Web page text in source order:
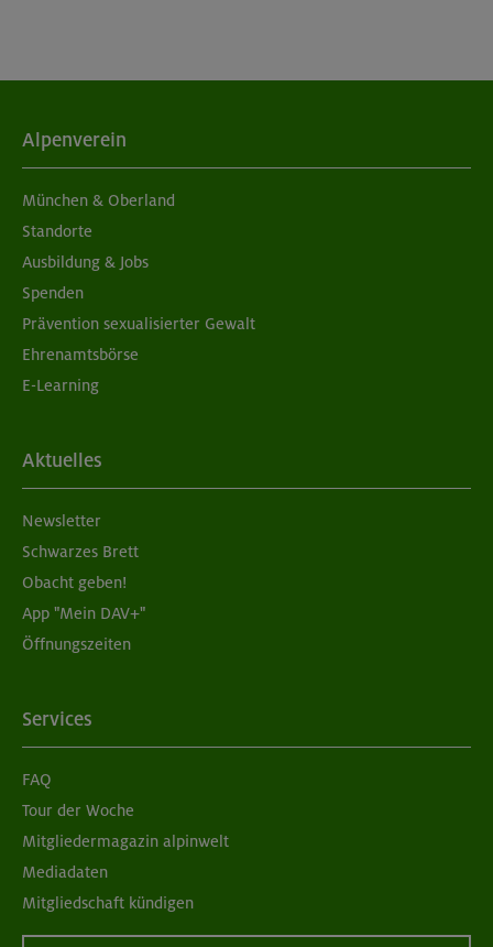
Alpenverein
München & Oberland
Standorte
Ausbildung & Jobs
Spenden
Prävention sexualisierter Gewalt
Ehrenamtsbörse
E-Learning
Aktuelles
Newsletter
Schwarzes Brett
Obacht geben!
App "Mein DAV+"
Öffnungszeiten
Services
FAQ
Tour der Woche
Mitgliedermagazin alpinwelt
Mediadaten
Mitgliedschaft kündigen